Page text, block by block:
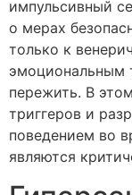
импульсивный
о мерах
только к
эмоциональным
пережить. В
триггеров и
поведением во
являются